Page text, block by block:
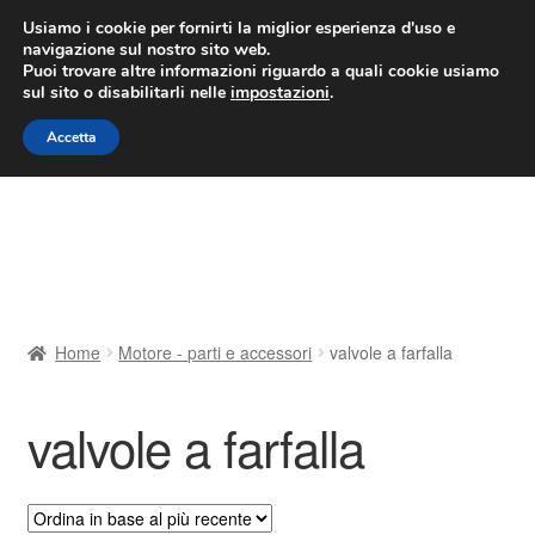
CONSEGNA da 7 EUR
Lun-Ven 9:00 - 16:00/800 580 290
Vai
alla
navigazione
Vai
al
contenuto
Contatto
Il mio account
Home Motore - parti e accessori valvole a farfalla
valvole a farfalla
Usiamo i cookie per fornirti la miglior esperienza d'uso e
navigazione sul nostro sito web.
Puoi trovare altre informazioni riguardo a quali cookie usiamo
sul sito o disabilitarli nelle impostazioni.
Accetta